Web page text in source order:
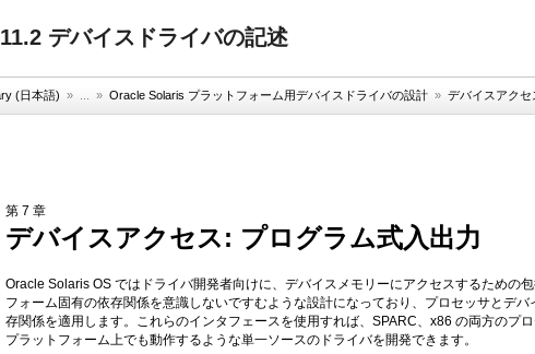
デバイスドライバの記述
(日本語) » ... » Oracle Solaris プラットフォーム用デバイスドライバの設計 » デバイスアクセ
第 7 章
デバイスアクセス: プログラム式入出力
Oracle Solaris OS ではドライバ開発者向けに、デバイスメモリーにアクセスするための
フォーム固有の依存関係を意識しないですむような設計になっており、プロセッサとデ
存関係を適用します。これらのインタフェースを使用すれば、SPARC、x86 の両方の
プラットフォーム上でも動作するような単一ソースのドライバを開発できます。